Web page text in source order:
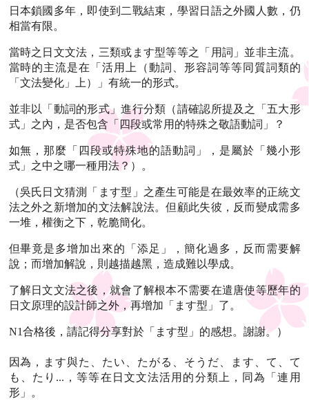
日本鎖國多年，即使到二戰結束，學習日語之外國人數，仍
相當有限。
當時之日文文法，三類或ます型等等之「用詞」並非主流。
當時的主流是在「活用上（動詞、形容詞等等同質詞類的
「文法變化」上）」有統一的形式。
並非以「動詞的形式」進行分類（請確認所提及之「五大形
式」之內，是否包含「四段或常用的特殊之敬語動詞」？
如無，那麼「四段或特殊地的語動詞」，是屬於「幾小形
式」之中之哪一種用法？）。
（吳氏日文猜測「ます型」之產生可能是在最效率的正統文
法之外之新增加的文法解說法。但顧此失彼，反而變成需多
一堆，權衡之下，乾脆簡化。
但畢竟是多增加出來的「添足」，簡化過多，反而需要解
說；而增加解說，則越描越黑，造成難以學成。
了解日文文法之後，就會了解根本不需要在遣唐使等歷年的
日文原理的設計師之外，再增加「ます型」了。
N1合格後，請記得分享對於「ます型」的感想。謝謝。）
因為，ます與た、たい、たがる、そうだ、ます、て、て
も、たり...，等等在日文文法活用的分類上，同為「連用
形」。